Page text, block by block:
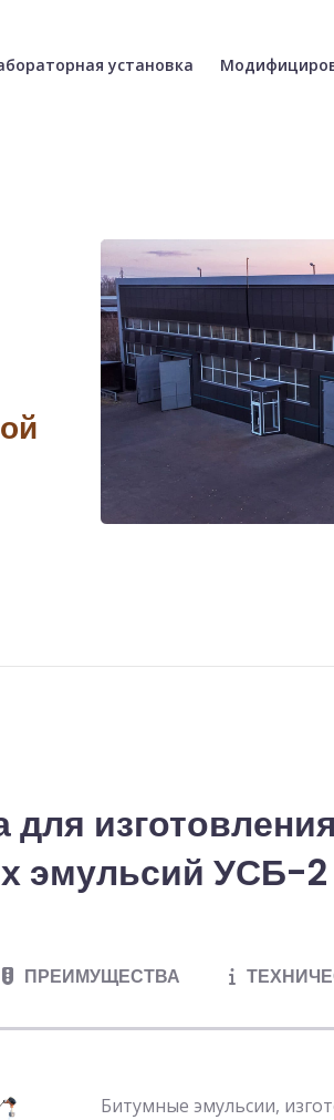
установка (текущая)
для
эмульсий УСБ-2
ПРЕИМУЩЕСТВА
Битумные эмульсии,